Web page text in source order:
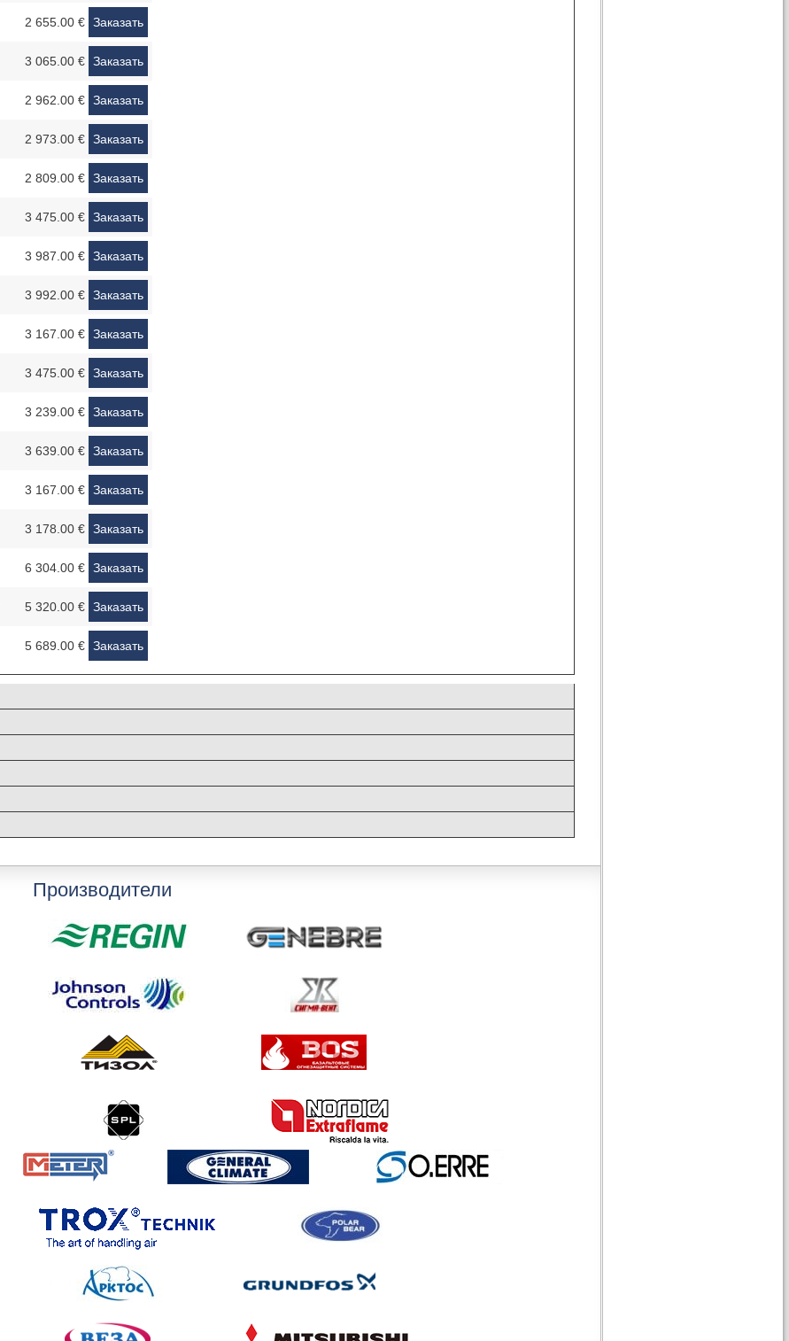
2 655.00 € Заказать
3 065.00 € Заказать
2 962.00 € Заказать
2 973.00 € Заказать
2 809.00 € Заказать
3 475.00 € Заказать
3 987.00 € Заказать
3 992.00 € Заказать
3 167.00 € Заказать
3 475.00 € Заказать
3 239.00 € Заказать
3 639.00 € Заказать
3 167.00 € Заказать
3 178.00 € Заказать
6 304.00 € Заказать
5 320.00 € Заказать
5 689.00 € Заказать
Производители